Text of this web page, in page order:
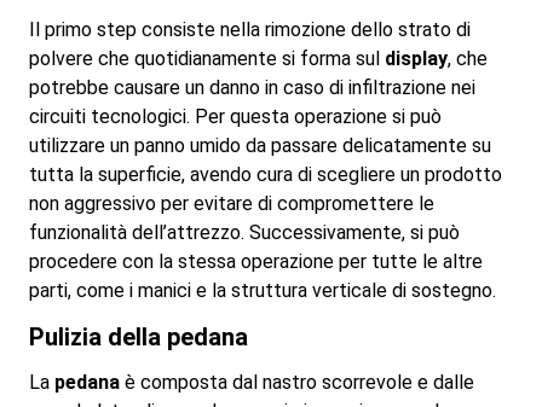
Il primo step consiste nella rimozione dello strato di
polvere che quotidianamente si forma sul display, che
potrebbe causare un danno in caso di infiltrazione nei
circuiti tecnologici. Per questa operazione si può
utilizzare un panno umido da passare delicatamente su
tutta la superficie, avendo cura di scegliere un prodotto
non aggressivo per evitare di compromettere le
funzionalità dell’attrezzo. Successivamente, si può
procedere con la stessa operazione per tutte le altre
parti, come i manici e la struttura verticale di sostegno.
Pulizia della pedana
La pedana è composta dal nastro scorrevole e dalle